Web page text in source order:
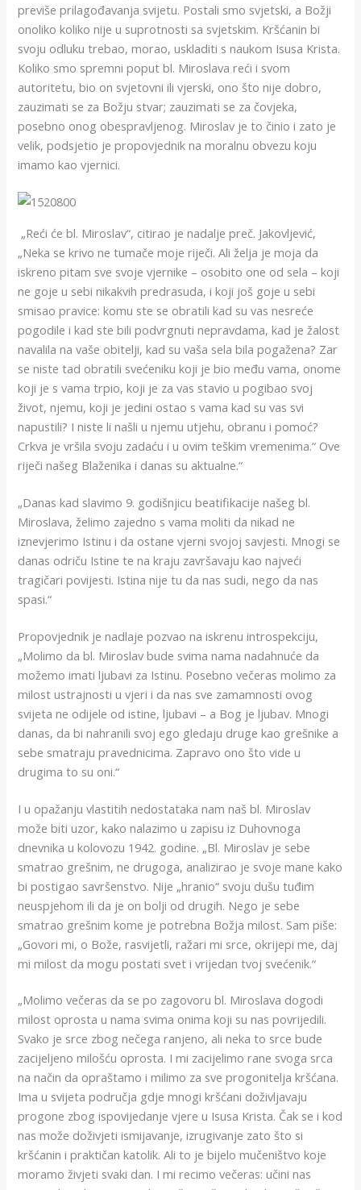
previše prilagođavanja svijetu. Postali smo svjetski, a Božji
onoliko koliko nije u suprotnosti sa svjetskim. Kršćanin bi
svoju odluku trebao, morao, uskladiti s naukom Isusa Krista.
Koliko smo spremni poput bl. Miroslava reći i svom
autoritetu, bio on svjetovni ili vjerski, ono što nije dobro,
zauzimati se za Božju stvar; zauzimati se za čovjeka,
posebno onog obespravljenog. Miroslav je to činio i zato je
velik, podsjetio je propovjednik na moralnu obvezu koju
imamo kao vjernici.
„Reći će bl. Miroslav“, citirao je nadalje preč. Jakovljević,
„Neka se krivo ne tumače moje riječi. Ali želja je moja da
iskreno pitam sve svoje vjernike – osobito one od sela – koji
ne goje u sebi nikakvih predrasuda, i koji još goje u sebi
smisao pravice: komu ste se obratili kad su vas nesreće
pogodile i kad ste bili podvrgnuti nepravdama, kad je žalost
navalila na vaše obitelji, kad su vaša sela bila pogažena? Zar
se niste tad obratili svećeniku koji je bio među vama, onome
koji je s vama trpio, koji je za vas stavio u pogibao svoj
život, njemu, koji je jedini ostao s vama kad su vas svi
napustili? I niste li našli u njemu utjehu, obranu i pomoć?
Crkva je vršila svoju zadaću i u ovim teškim vremenima.“ Ove
riječi našeg Blaženika i danas su aktualne.“
„Danas kad slavimo 9. godišnjicu beatifikacije našeg bl.
Miroslava, želimo zajedno s vama moliti da nikad ne
iznevjerimo Istinu i da ostane vjerni svojoj savjesti. Mnogi se
danas odriču Istine te na kraju završavaju kao najveći
tragičari povijesti. Istina nije tu da nas sudi, nego da nas
spasi.“
Propovjednik je nadlaje pozvao na iskrenu introspekciju,
„Molimo da bl. Miroslav bude svima nama nadahnuće da
možemo imati ljubavi za Istinu. Posebno večeras molimo za
milost ustrajnosti u vjeri i da nas sve zamamnosti ovog
svijeta ne odijele od istine, ljubavi – a Bog je ljubav. Mnogi
danas, da bi nahranili svoj ego gledaju druge kao grešnike a
sebe smatraju pravednicima. Zapravo ono što vide u
drugima to su oni.“
I u opažanju vlastitih nedostataka nam naš bl. Miroslav
može biti uzor, kako nalazimo u zapisu iz Duhovnoga
dnevnika u kolovozu 1942. godine. „Bl. Miroslav je sebe
smatrao grešnim, ne drugoga, analizirao je svoje mane kako
bi postigao savršenstvo. Nije „hranio“ svoju dušu tuđim
neuspjehom ili da je on bolji od drugih. Nego je sebe
smatrao grešnim kome je potrebna Božja milost. Sam piše:
„Govori mi, o Bože, rasvijetli, ražari mi srce, okrijepi me, daj
mi milost da mogu postati svet i vrijedan tvoj svećenik.“
„Molimo večeras da se po zagovoru bl. Miroslava dogodi
milost oprosta u nama svima onima koji su nas povrijedili.
Svako je srce zbog nečega ranjeno, ali neka to srce bude
zacijeljeno milošću oprosta. I mi zacijelimo rane svoga srca
na način da opraštamo i milimo za sve progonitelja kršćana.
Ima u svijeta područja gdje mnogi kršćani doživljavaju
progone zbog ispovijedanje vjere u Isusa Krista. Čak se i kod
nas može doživjeti ismijavanje, izrugivanje zato što si
kršćanin i praktičan katolik. Ali to je bijelo mučeništvo koje
moramo živjeti svaki dan. I mi recimo večeras: učini nas